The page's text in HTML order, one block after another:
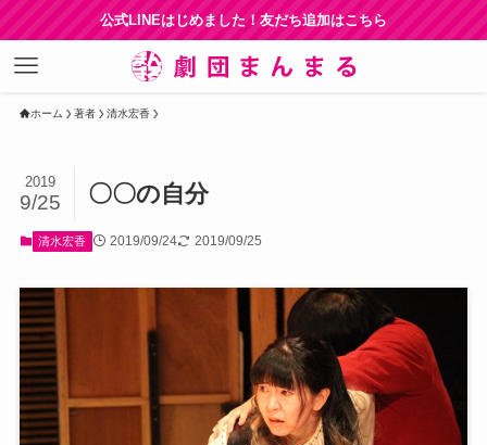
公式LINEはじめました！友だち追加はこちら
ホーム 著者 清水宏香
〇〇の自分
2019
9/25
清水宏香 2019/09/24 2019/09/25